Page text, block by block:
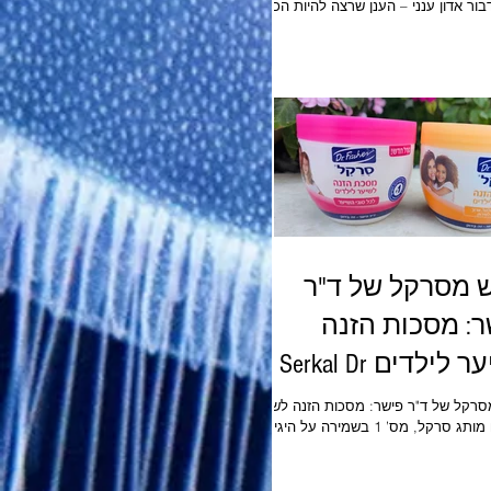
אדון ענני – הענן שרצה להיות הכי
מסרקל של ד"ר
מסכות הזנה
לשיער לילדים Serkal Dr
של ד"ר פישר: מסכות הזנה לשיער
לילדים מותג סרקל, מס’ 1 בשמירה על היגיינת
של ילדים, ממשיך לחדש ולהתרחב. כבר